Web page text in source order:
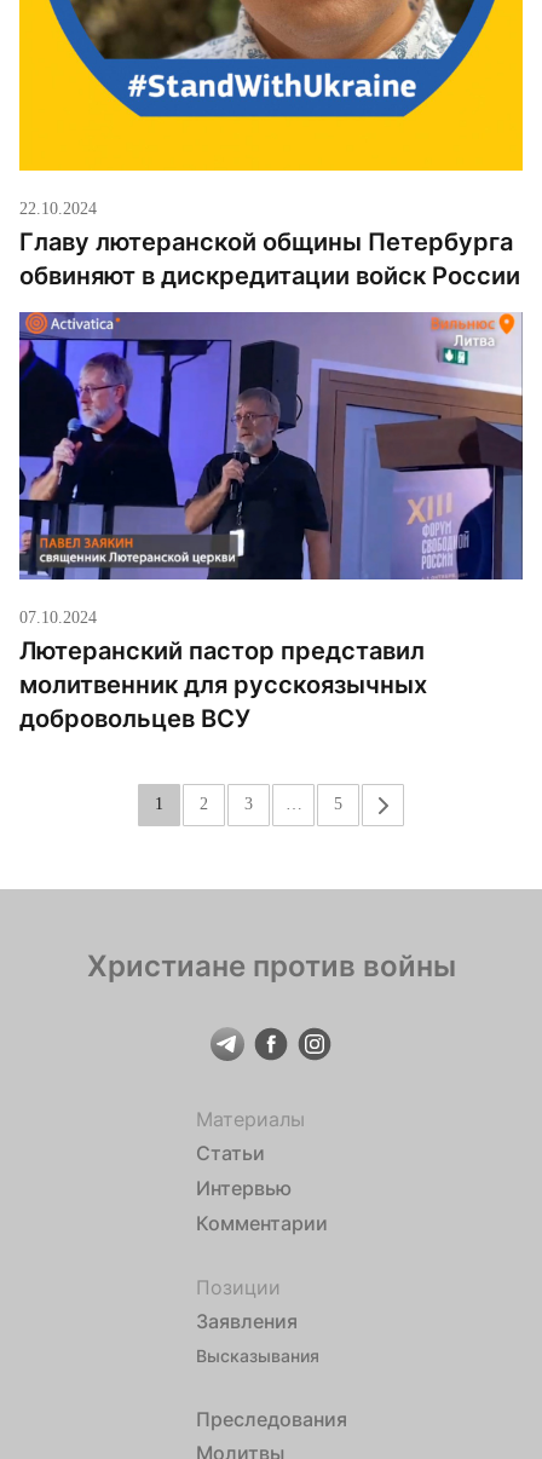
22.10.2024
Главу лютеранской общины Петербурга
обвиняют в дискредитации войск России
07.10.2024
Лютеранский пастор представил
молитвенник для русскоязычных
добровольцев ВСУ
1 2 3 5 »
Христиане против войны
Материалы
Статьи
Интервью
Комментарии
Позиции
Заявления
Высказывания
Преследования
Молитвы